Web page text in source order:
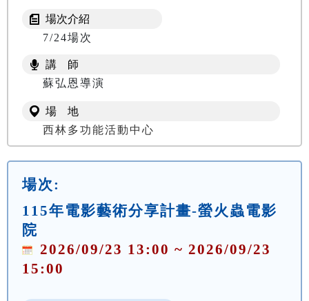
場次介紹
7/24場次
講 師
蘇弘恩導演
場 地
西林多功能活動中心
場次:
115年電影藝術分享計畫-螢火蟲電影
院
2026/09/23 13:00 ~ 2026/09/23
15:00